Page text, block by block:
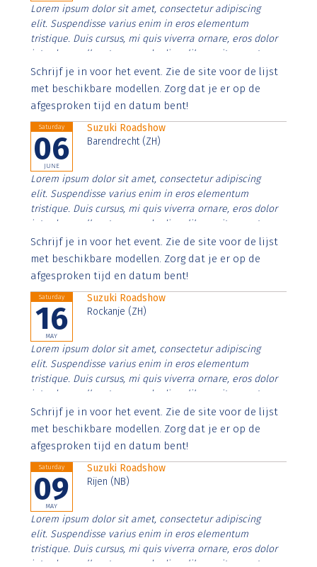
Lorem ipsum dolor sit amet, consectetur adipiscing
elit. Suspendisse varius enim in eros elementum
tristique. Duis cursus, mi quis viverra ornare, eros dolor
interdum nulla, ut commodo diam libero vitae erat.
Aenean faucibus nibh et justo cursus id rutrum lorem
imperdiet. Nunc ut sem vitae risus tristique posuere.
Schrijf je in voor het event. Zie de site voor de lijst
met beschikbare modellen. Zorg dat je er op de
afgesproken tijd en datum bent!
Saturday
06
JUNE
Suzuki Roadshow
Barendrecht (ZH)
Lorem ipsum dolor sit amet, consectetur adipiscing
elit. Suspendisse varius enim in eros elementum
tristique. Duis cursus, mi quis viverra ornare, eros dolor
interdum nulla, ut commodo diam libero vitae erat.
Aenean faucibus nibh et justo cursus id rutrum lorem
imperdiet. Nunc ut sem vitae risus tristique posuere.
Schrijf je in voor het event. Zie de site voor de lijst
met beschikbare modellen. Zorg dat je er op de
afgesproken tijd en datum bent!
Saturday
16
MAY
Suzuki Roadshow
Rockanje (ZH)
Lorem ipsum dolor sit amet, consectetur adipiscing
elit. Suspendisse varius enim in eros elementum
tristique. Duis cursus, mi quis viverra ornare, eros dolor
interdum nulla, ut commodo diam libero vitae erat.
Aenean faucibus nibh et justo cursus id rutrum lorem
imperdiet. Nunc ut sem vitae risus tristique posuere.
Schrijf je in voor het event. Zie de site voor de lijst
met beschikbare modellen. Zorg dat je er op de
afgesproken tijd en datum bent!
Saturday
09
MAY
Suzuki Roadshow
Rijen (NB)
Lorem ipsum dolor sit amet, consectetur adipiscing
elit. Suspendisse varius enim in eros elementum
tristique. Duis cursus, mi quis viverra ornare, eros dolor
interdum nulla, ut commodo diam libero vitae erat.